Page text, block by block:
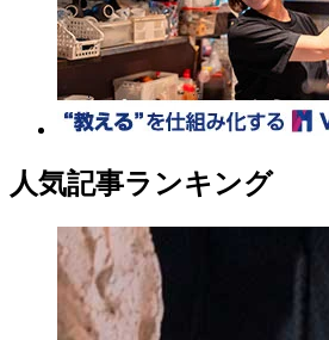
人気記事ランキング